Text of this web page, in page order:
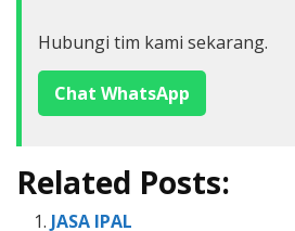
Hubungi tim kami sekarang.
Chat WhatsApp
Related Posts:
JASA IPAL